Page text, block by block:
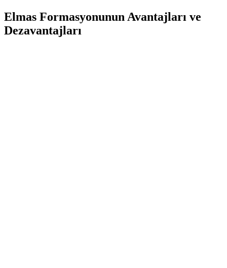
Elmas Formasyonunun Avantajları ve
Dezavantajları